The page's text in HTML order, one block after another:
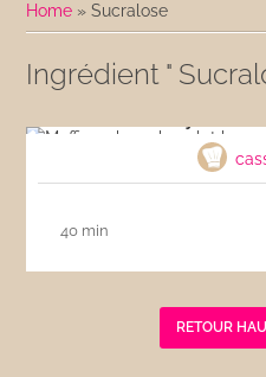
Home »Sucralose
Ingrédient "
40 min
RETOUR